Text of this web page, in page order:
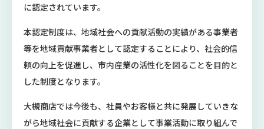
に認定されています。
本認定制度は、地域社会への貢献活動の実績がある事業者
等を地域貢献事業者として認定することにより、社会的信
頼の向上を促進し、市内産業の活性化を図ることを目的と
した制度となります。
大槻商店では今後も、社員やお客様と共に発展していきな
がら地域社会に貢献する企業として事業活動に取り組んで